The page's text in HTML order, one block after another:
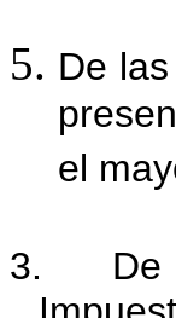
De
el
3.